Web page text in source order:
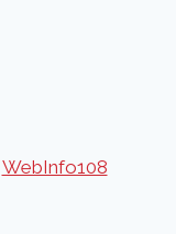
WebInfo108